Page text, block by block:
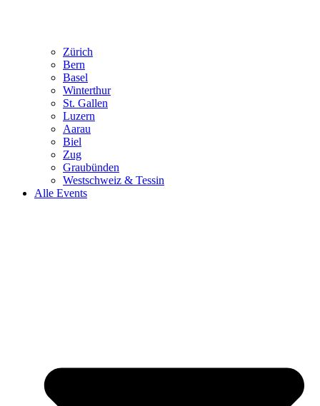
Zürich
Bern
Basel
Winterthur
St. Gallen
Luzern
Aarau
Biel
Zug
Graubünden
Westschweiz & Tessin
Alle Events